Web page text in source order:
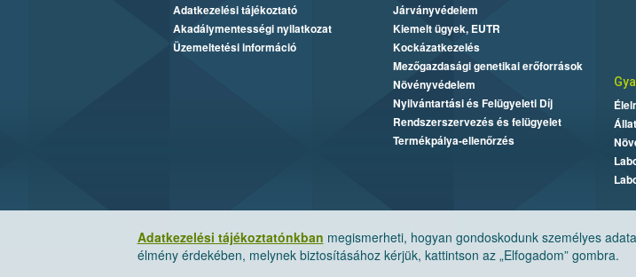
Adatkezelési tájékoztatónkban megismerheti, hogyan gondoskodunk személyes
élmény érdekében, melynek biztosításához kérjük, kattintson az „Elfogadom” gombra.
Adatkezelési tájékoztató
Akadálymentességi nyilatkozat
Üzemeltetési információ
Járványvédelem
Kiemelt ügyek, EUTR
Kockázatkezelés
Mezőgazdasági genetikai erőforrások
Növényvédelem
Nyilvántartási és Felügyeleti Díj
Rendszerszervezés és felügyelet
Termékpálya-ellenőrzés
Állat